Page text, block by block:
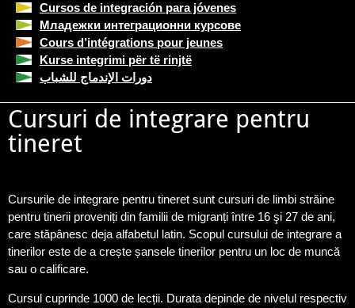
Cursos de integración para jóvenes
Младежки интеграционни курсове
Cours d’intégrations pour jeunes
Kurse integrimi për të rinjtë
دورات الإندماج للشباب
Cursuri de integrare pentru
tineret
Cursurile de integrare pentru tineret sunt cursuri de limbi străine
pentru tinerii proveniți din familii de migranți între 16 şi 27 de ani,
care stăpânesc deja alfabetul latin. Scopul cursului de integrare a
tinerilor este de a crește șansele tinerilor pentru un loc de muncă
sau o calificare.
Cursul cuprinde 1000 de lecții. Durata depinde de nivelul respectiv